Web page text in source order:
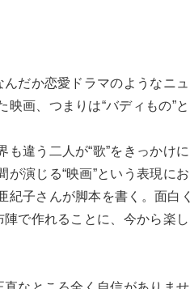
だか恋愛ドラマのようなニュ
画、つまりは“バディもの”と
違う二人が“歌”をきっかけに
演じる“映画”という表現にお
子さんが脚本を書く。面白く
で作れることに、今から楽し